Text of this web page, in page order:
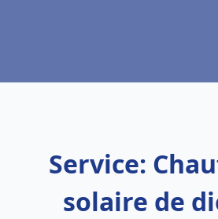
Service:
solaire de